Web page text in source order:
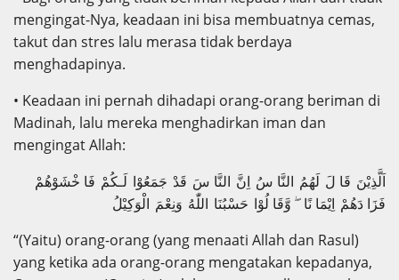
mengingat-Nya, keadaan ini bisa membuatnya cemas,
takut dan stres lalu merasa tidak berdaya
menghadapinya.
• Keadaan ini pernah dihadapi orang-orang beriman di
Madinah, lalu mereka menghadirkan iman dan
mengingat Allah:
اَلَّذِيْنَ قَا لَ لَهُمُ النَّا سُ اِنَّ النَّا سَ قَدْ جَمَعُوْا لَـكُمْ فَا خْشَوْهُمْ
فَزَا دَهُمْ اِيْمَا نًا ۖ وَّقَا لُوْا حَسْبُنَا اللّٰهُ وَنِعْمَ الْوَكِيْلُ
“(Yaitu) orang-orang (yang menaati Allah dan Rasul)
yang ketika ada orang-orang mengatakan kepadanya,